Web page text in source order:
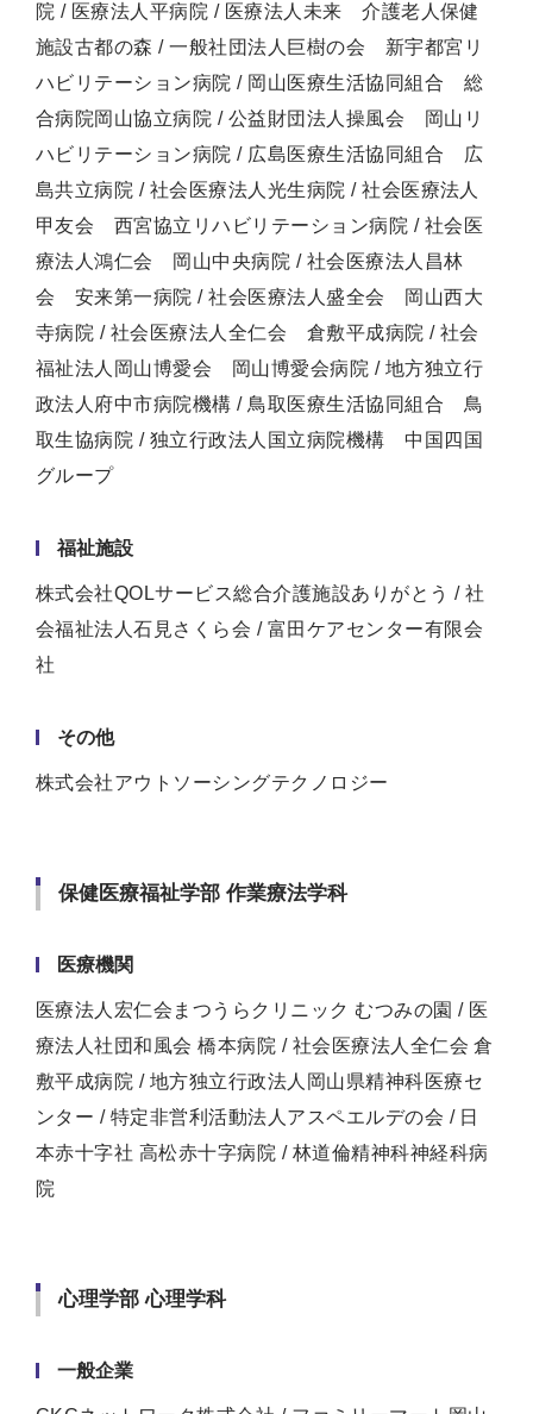
院 / 医療法人平病院 / 医療法人未来 介護老人保健
施設古都の森 / 一般社団法人巨樹の会 新宇都宮リ
ハビリテーション病院 / 岡山医療生活協同組合 総
合病院岡山協立病院 / 公益財団法人操風会 岡山リ
ハビリテーション病院 / 広島医療生活協同組合 広
島共立病院 / 社会医療法人光生病院 / 社会医療法人
甲友会 西宮協立リハビリテーション病院 / 社会医
療法人鴻仁会 岡山中央病院 / 社会医療法人昌林
会 安来第一病院 / 社会医療法人盛全会 岡山西大
寺病院 / 社会医療法人全仁会 倉敷平成病院 / 社会
福祉法人岡山博愛会 岡山博愛会病院 / 地方独立行
政法人府中市病院機構 / 鳥取医療生活協同組合 鳥
取生協病院 / 独立行政法人国立病院機構 中国四国
グループ
福祉施設
株式会社QOLサービス総合介護施設ありがとう / 社
会福祉法人石見さくら会 / 富田ケアセンター有限会
社
その他
株式会社アウトソーシングテクノロジー
保健医療福祉学部 作業療法学科
医療機関
医療法人宏仁会まつうらクリニック むつみの園 / 医
療法人社団和風会 橋本病院 / 社会医療法人全仁会 倉
敷平成病院 / 地方独立行政法人岡山県精神科医療セ
ンター / 特定非営利活動法人アスペエルデの会 / 日
本赤十字社 高松赤十字病院 / 林道倫精神科神経科病
院
心理学部 心理学科
一般企業